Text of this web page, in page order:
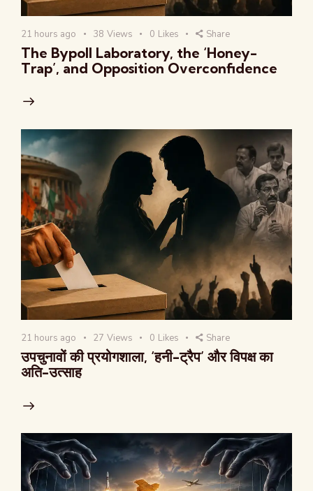
21 hours ago 38 Views 0 Likes Share
The Bypoll Laboratory, the ‘Honey-
Trap’, and Opposition Overconfidence
21 hours ago 27 Views 0 Likes Share
उपचुनावों की प्रयोगशाला, ‘हनी-ट्रैप’ और विपक्ष का
अति-उत्साह